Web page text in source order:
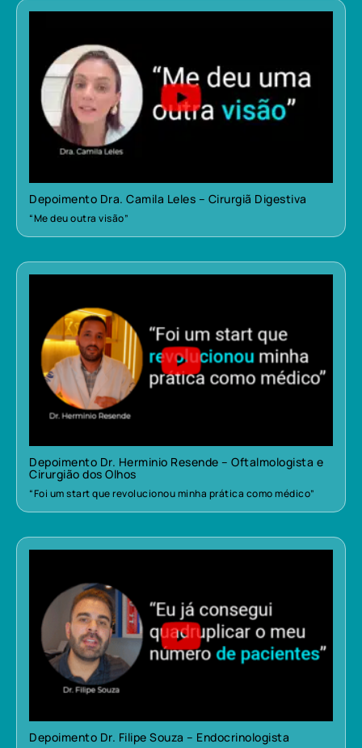
Depoimento Dra. Camila Leles – Cirurgiã Digestiva
“Me deu outra visão”
Depoimento Dr. Herminio Resende – Oftalmologista e
Cirurgião dos Olhos
“Foi um start que revolucionou minha prática como médico”
Depoimento Dr. Filipe Souza – Endocrinologista